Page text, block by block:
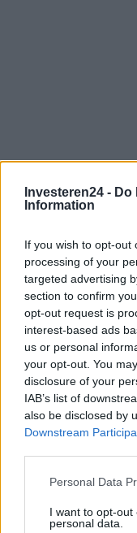
Investeren24 - Do
Information
If you wish to opt-out
processing of your
targeted advertising
section to confirm
opt-out request is
interest-based ads
us or personal
your opt-out. You
disclosure of your
IAB’s list of
also be disclosed by
Downstream
Please note that this
not limited to your
grant or deny
Personal Data
I want to opt-
personal data.
Verder lezen
CRYPTOVALUTA